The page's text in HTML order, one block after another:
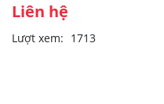
Liên hệ
Lượt xem: 1713